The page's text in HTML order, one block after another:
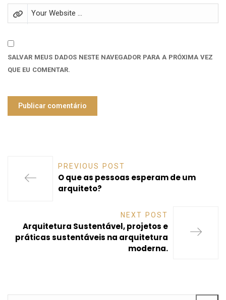
SALVAR MEUS DADOS NESTE NAVEGADOR PARA A PRÓXIMA VEZ
QUE EU COMENTAR.
PREVIOUS POST
O que as pessoas esperam de um
arquiteto?
NEXT POST
Arquitetura Sustentável, projetos e
práticas sustentáveis na arquitetura
moderna.